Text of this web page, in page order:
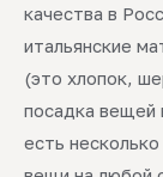
качества в
итальянские
(это хлопок,
посадка вещей
есть